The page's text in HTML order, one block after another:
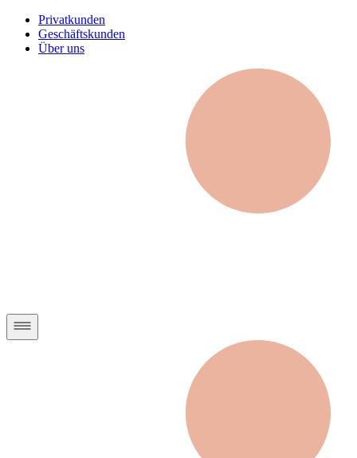
Privatkunden
Geschäftskunden
Über uns